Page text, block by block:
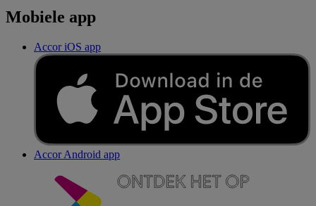
Mobiele app
Accor iOS app
Accor Android app